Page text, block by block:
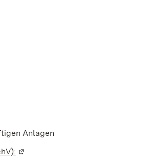
Anlagen
(Wird in einem neuen Fenster